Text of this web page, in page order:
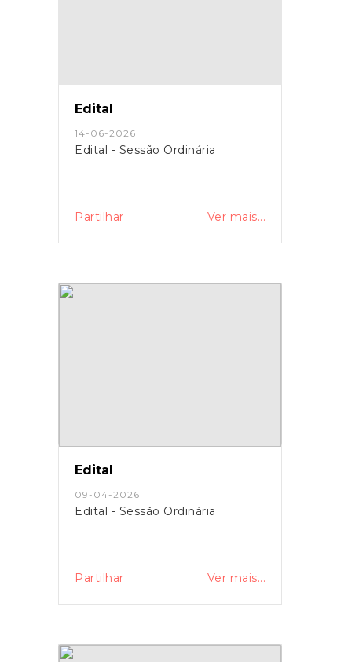
Edital
14-06-2026
Edital - Sessão Ordinária
Partilhar Ver mais...
Edital
09-04-2026
Edital - Sessão Ordinária
Partilhar Ver mais...